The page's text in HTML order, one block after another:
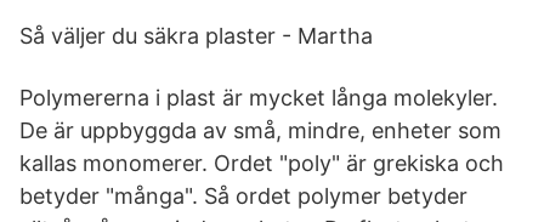
Så väljer du säkra plaster - Martha
Polymererna i plast är mycket långa molekyler.
De är uppbyggda av små, mindre, enheter som
kallas monomerer. Ordet "poly" är grekiska och
betyder "många". Så ordet polymer betyder